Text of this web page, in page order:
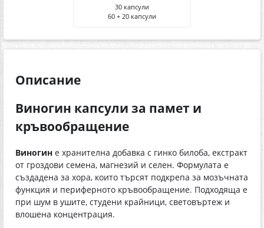
30 капсули
60 + 20 капсули
Описание
Виногин капсули за памет и
кръвообращение
Виногин е хранителна добавка с гинко билоба, екстракт
от гроздови семена, магнезий и селен. Формулата е
създадена за хора, които търсят подкрепа за мозъчната
функция и периферното кръвообращение. Подходяща е
при шум в ушите, студени крайници, световъртеж и
влошена концентрация.